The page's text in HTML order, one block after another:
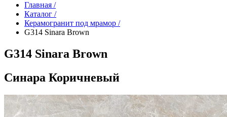
Главная /
Каталог /
Керамогранит под мрамор /
G314 Sinara Brown
G314 Sinara Brown
Синара Коричневый